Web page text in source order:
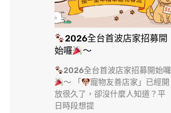
2026全台首波店家招募開
始囉
～
2026全台首波店家招募開始囉
～ 「
寵物友善店家」已經開
放很久了，卻沒什麼人知道？平
日時段想提